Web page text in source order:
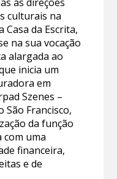
culturais na
Casa da Escrita,
na sua vocação
alargada ao
inicia um
em
Szenes –
São Francisco,
da função
com uma
financeira,
e de